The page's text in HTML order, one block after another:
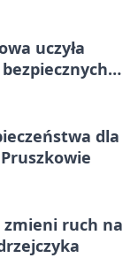
uczyła
dla
ruch na